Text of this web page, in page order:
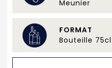
Meunier
FORMAT
Bouteille 75cl